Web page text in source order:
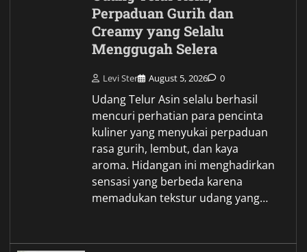
Perpaduan Gurih dan
Creamy yang Selalu
Menggugah Selera
Levi Ster August 5, 2026 0
Udang Telur Asin selalu berhasil
mencuri perhatian para pencinta
kuliner yang menyukai perpaduan
rasa gurih, lembut, dan kaya
aroma. Hidangan ini menghadirkan
sensasi yang berbeda karena
memadukan tekstur udang yang…